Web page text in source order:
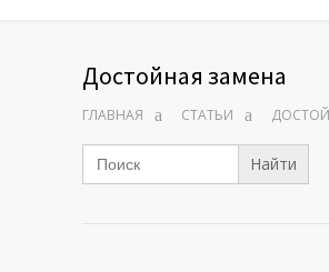
Достойная замена
ГЛАВНАЯ СТАТЬИ
Search
for: